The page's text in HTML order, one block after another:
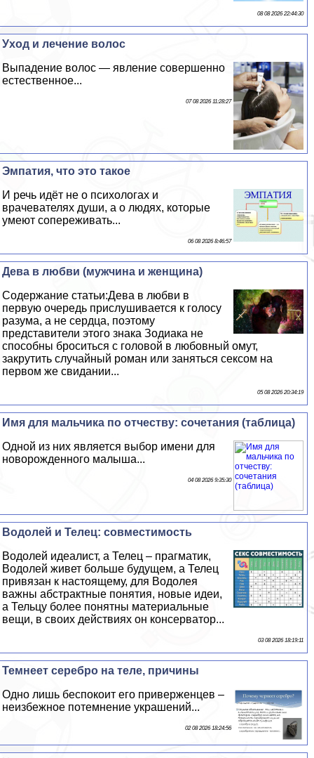
08 08 2026 22:44:30
Уход и лечение волос
Выпадение волос — явление совершенно
естественное...
07 08 2026 11:28:27
Эмпатия, что это такое
И речь идёт не о психологах и
врачевателях души, а о людях, которые
умеют сопереживать...
06 08 2026 8:46:57
Дева в любви (мужчина и женщина)
Содержание статьи:Дева в любви в
первую очередь прислушивается к голосу
разума, а не сердца, поэтому
представители этого знака Зодиака не
способны броситься с головой в любовный омут,
закрутить случайный роман или заняться ceкcом на
первом же свидании...
05 08 2026 20:34:19
Имя для мальчика по отчеству: сочетания (таблица)
Одной из них является выбор имени для
новорожденного малыша...
04 08 2026 9:35:30
Водолей и Телец: совместимость
Водолей идеалист, а Телец – прагматик,
Водолей живет больше будущем, а Телец
привязан к настоящему, для Водолея
важны абстpaктные понятия, новые идеи,
а Тельцу более понятны материальные
вещи, в своих действиях он консерватор...
03 08 2026 18:19:11
Темнеет серебро на теле, причины
Одно лишь беспокоит его приверженцев –
неизбежное потемнение украшений...
02 08 2026 18:24:56